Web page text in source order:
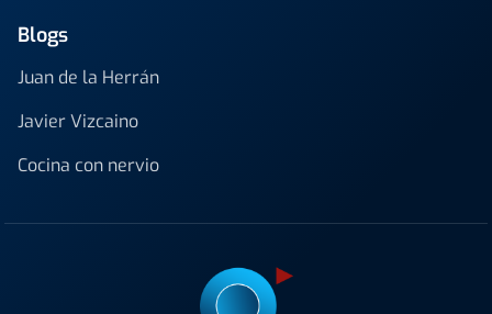
Blogs
Juan de la Herrán
Javier Vizcaino
Cocina con nervio